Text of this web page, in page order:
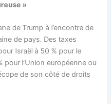
»
de Trump à l’encontre de
de pays. Des taxes
Israël à 50 % pour le
l’Union européenne ou
de son côté de droits